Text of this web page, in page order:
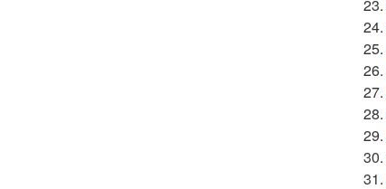
23.
24.
25.
26.
27.
28.
29.
30.
31.